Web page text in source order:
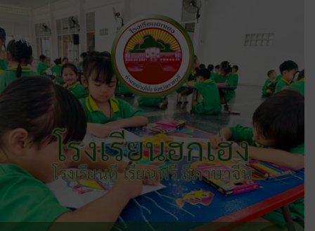
โรงเรียนฮกเฮง
โรงเรียนดี เรียนฟรี มีภาษาจีน